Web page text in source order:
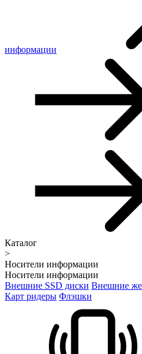
информации
Каталог
>
Носители информации
Носители информации
Внешние SSD диски Внешние
Карт ридеры Флэшки